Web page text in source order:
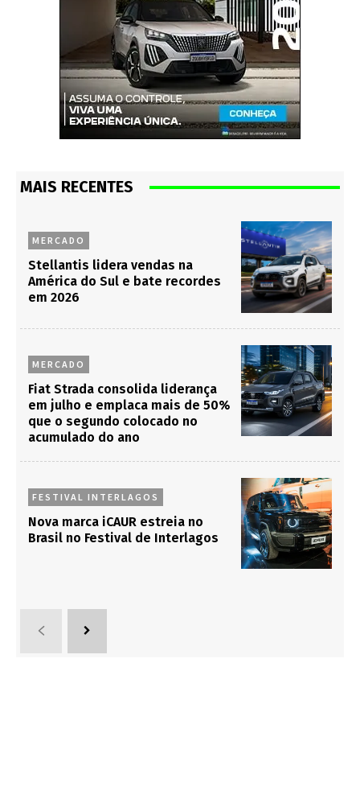
MAIS RECENTES
MERCADO
Stellantis lidera vendas na
América do Sul e bate recordes
em 2026
MERCADO
Fiat Strada consolida liderança
em julho e emplaca mais de 50%
que o segundo colocado no
acumulado do ano
FESTIVAL INTERLAGOS
Nova marca iCAUR estreia no
Brasil no Festival de Interlagos